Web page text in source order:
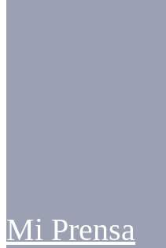
Mi Prensa